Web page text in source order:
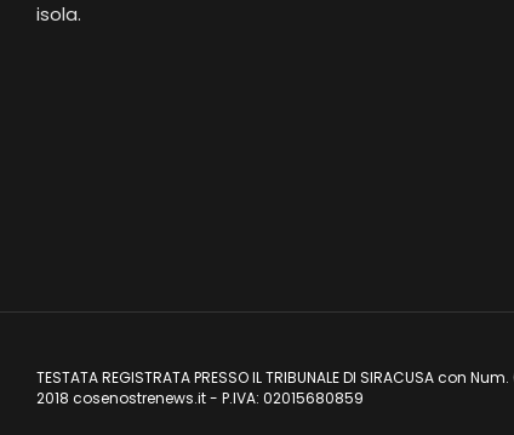
isola.
TESTATA REGISTRATA PRESSO IL TRIBUNALE DI SIRACUSA con
2018 cosenostrenews.it - P.IVA: 02015680859